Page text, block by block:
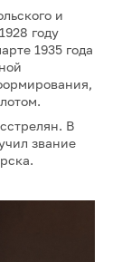
и
году
1935 года
В
звание